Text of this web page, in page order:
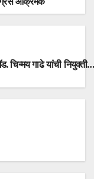
ॲड. चिन्मय गाढे यांची नियुक्ती…